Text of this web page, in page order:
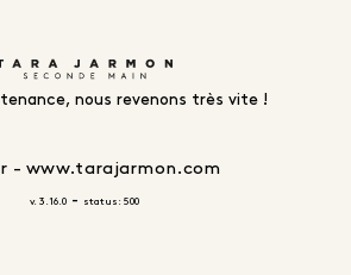
nous revenons très vite !
- www.tarajarmon.com
v. 3.16.0 - status: 500